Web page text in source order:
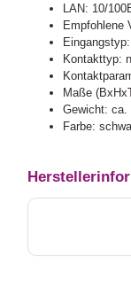
LAN: 10/
Empfohlene
Kontakttyp:
Maße
Gewicht: ca.
Farbe: